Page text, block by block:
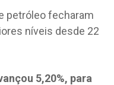
petróleo fecharam
níveis desde 22
5,20%, para